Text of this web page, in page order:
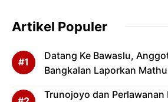
Artikel Populer
Datang Ke Bawaslu,
Bangkalan Laporkan
Trunojoyo dan Perlawanan